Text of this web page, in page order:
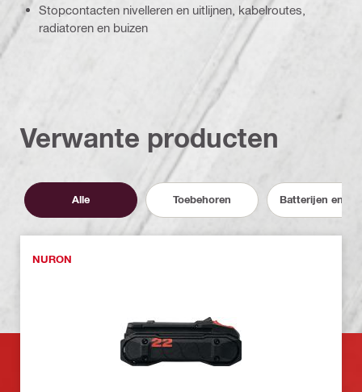
Stopcontacten nivelleren en uitlijnen, kabelroutes,
radiatoren en buizen
Verwante producten
Alle Toebehoren Batterijen en
NURON